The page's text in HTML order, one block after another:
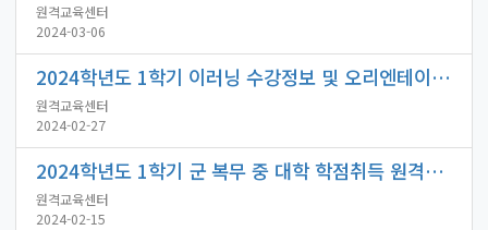
원격교육센터
2024-03-06
2024학년도 1학기 이러닝 수강정보 및 오리엔테이션 안내
원격교육센터
2024-02-27
2024학년도 1학기 군 복무 중 대학 학점취득 원격강좌 수강 안내
원격교육센터
2024-02-15